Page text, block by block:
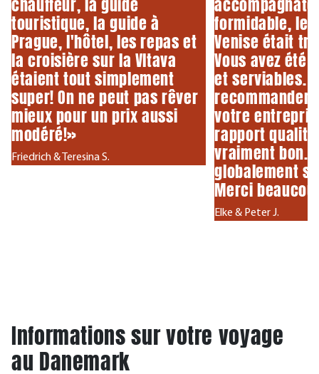
touristique, la guide à
Prague, l'hôtel, les repas et
la croisière sur la Vltava
étaient tout simplement
super! On ne peut pas rêver
mieux pour un prix aussi
modéré!»
Friedrich & Teresina S.
formidable, le
Venise était
Vous avez été
et serviables.
votre
rapport
vraiment bon.
globalement
Merci
Elke & Peter J.
Informations sur votre voyage
au Danemark